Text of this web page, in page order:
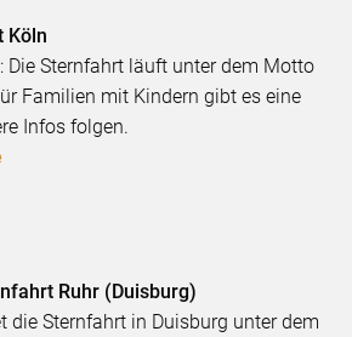
Köln
Die Sternfahrt läuft unter dem Motto
Familien mit Kindern gibt es eine
Infos folgen.
Ruhr (Duisburg)
die Sternfahrt in Duisburg unter dem